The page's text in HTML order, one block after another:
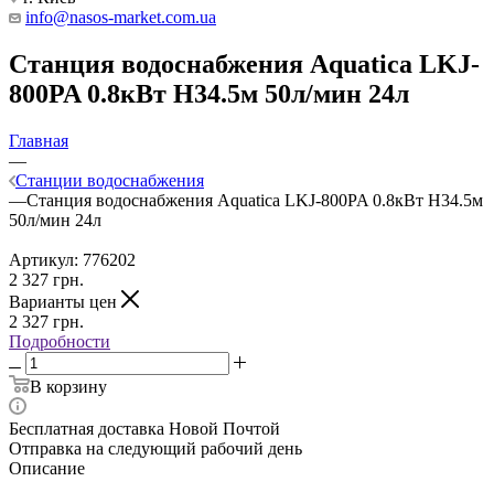
info@nasos-market.com.ua
Станция водоснабжения Aquatica LKJ-
800PA 0.8кВт H34.5м 50л/мин 24л
Главная
—
Станции водоснабжения
—Станция водоснабжения Aquatica LKJ-800PA 0.8кВт H34.5м
50л/мин 24л
Артикул: 776202
2 327 грн.
Варианты цен
2 327 грн.
Подробности
В корзину
Бесплатная доставка Новой Почтой
Отправка на следующий рабочий день
Описание